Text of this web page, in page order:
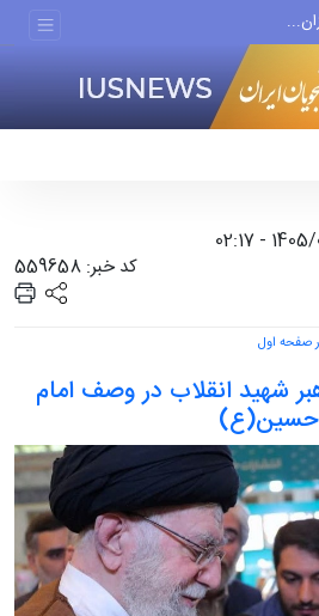
کد خبر: 559658
صفحه اول
شهید انقلاب در وصف امام
حسین(ع)